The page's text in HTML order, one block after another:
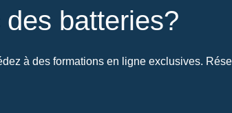
batteries?
à des formations en ligne exclusives.